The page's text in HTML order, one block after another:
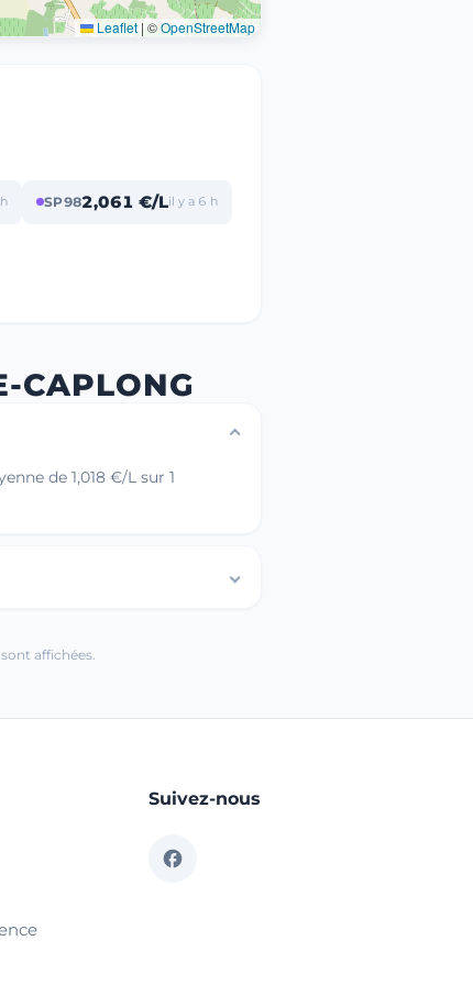
Leaflet | ©OpenStreetMap
SP982,061 €/Lil y a 6 h
CAPLONG
de 1,018 €/L sur 1
affichées.
Suivez-nous